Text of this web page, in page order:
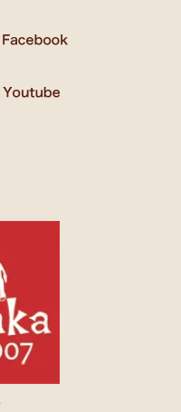
入荷～
イズの作品 新入荷！作家
す
境配慮したエシカル製品～
気柄が限定数再入荷！現
ジに新入荷！
ランケット
ゲ本革仕立て
！『ニッポンの技×アフリ
が届きました。
た。
合わせるピアスを探してい
ざいますっ。
きたらと思います。
ゲ ネックウォーマー
りかわいい。家族にプレセ
と思います。
本の山のマッチング合うな
した。